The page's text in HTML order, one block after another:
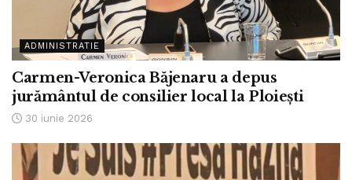
ADMINISTRATIE
Carmen-Veronica Băjenaru a depus
jurământul de consilier local la Ploiești
30 iunie 2026